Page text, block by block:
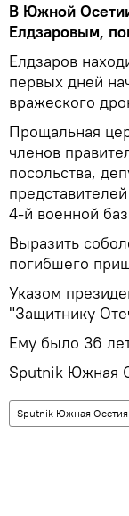
В Южной
Елдзаровым,
Елдзаров
первых дней
вражеского
Прощальная
членов
посольства,
4‑й военной
Выразить
погибшего
Указом
"Защитнику
Ему было 36
Sputnik Южная
Sputnik Южная Осетия